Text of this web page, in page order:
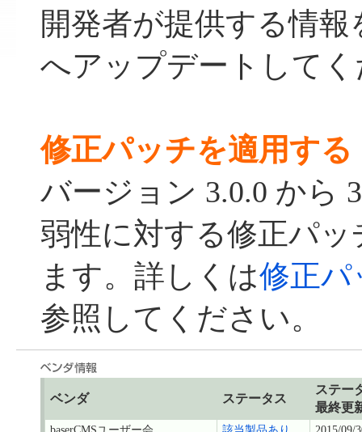
開発者が提供する情
へアップデートして
修正パッチを適用する
バージョン 3.0.0 から
弱性に対する修正パ
ます。詳しくは修正パ
参照してください。
ベンダ ステータス
ステー
最終更